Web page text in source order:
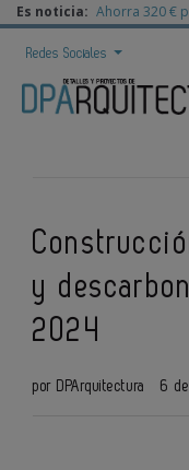
Es noticia: Ahorra 320 €
Redes Sociales
y
2024
por DPArquitectura 6